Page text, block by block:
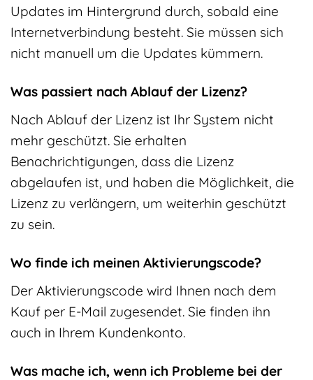
Updates im Hintergrund durch, sobald eine
Internetverbindung besteht. Sie müssen sich
nicht manuell um die Updates kümmern.
Was passiert nach Ablauf der Lizenz?
Nach Ablauf der Lizenz ist Ihr System nicht
mehr geschützt. Sie erhalten
Benachrichtigungen, dass die Lizenz
abgelaufen ist, und haben die Möglichkeit, die
Lizenz zu verlängern, um weiterhin geschützt
zu sein.
Wo finde ich meinen Aktivierungscode?
Der Aktivierungscode wird Ihnen nach dem
Kauf per E-Mail zugesendet. Sie finden ihn
auch in Ihrem Kundenkonto.
Was mache ich, wenn ich Probleme bei der